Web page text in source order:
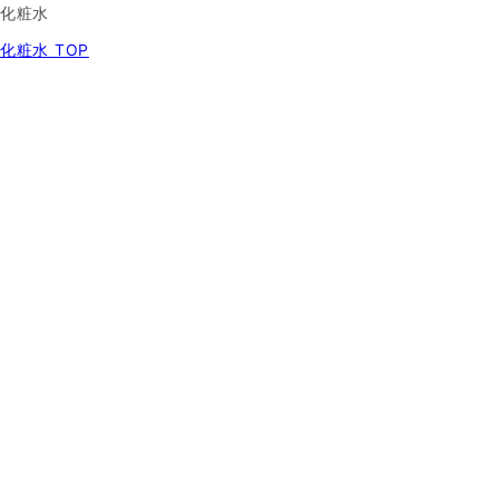
化粧水
化粧水 TOP